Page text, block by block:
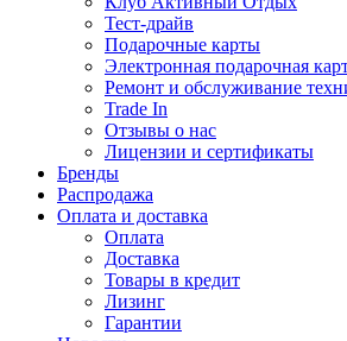
Тест-драйв
Подарочные карты
Электронная подарочная
Ремонт и обслуживание
Trade In
Отзывы о нас
Лицензии и сертификаты
Бренды
Распродажа
Оплата и доставка
Оплата
Доставка
Товары в кредит
Лизинг
Гарантии